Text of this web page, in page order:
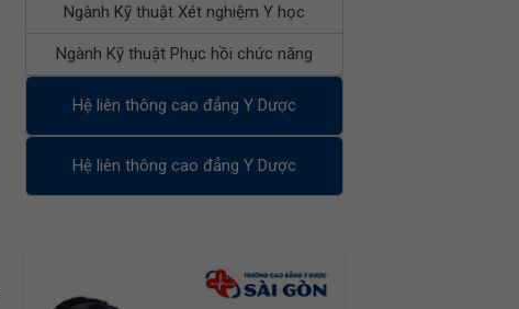
Ngành Kỹ thuật Xét nghiệm Y học
Ngành Kỹ thuật Phục hồi chức năng
Hệ liên thông cao đẳng Y Dược
Hệ liên thông cao đẳng Y Dược